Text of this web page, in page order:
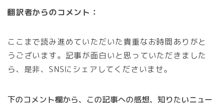
翻訳者からのコメント：
ここまで読み進めていただいた貴重なお時間ありがと
うございます。記事が面白いと思っていただきました
ら、是非、SNSにシェアしてくださいませ。
下のコメント欄から、この記事への感想、知りたいニュー